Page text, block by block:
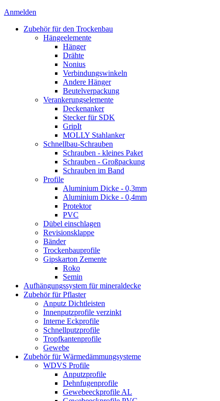
Anmelden
Zubehör für den Trockenbau
Hängeelemente
Hänger
Drähte
Nonius
Verbindungswinkeln
Andere Hänger
Beutelverpackung
Verankerungselemente
Deckenanker
Stecker für SDK
GripIt
MOLLY Stahlanker
Schnellbau-Schrauben
Schrauben - kleines Paket
Schrauben - Großpackung
Schrauben im Band
Profile
Aluminium Dicke - 0,3mm
Aluminium Dicke - 0,4mm
Protektor
PVC
Dübel einschlagen
Revisionsklappe
Bänder
Trockenbauprofile
Gipskarton Zemente
Roko
Semin
Aufhängungssystem für mineraldecke
Zubehör für Pflaster
Anputz Dichtleisten
Innenputzprofile verzinkt
Interne Eckprofile
Schnellputzprofile
Tropfkantenprofile
Gewebe
Zubehör für Wärmedämmungsysteme
WDVS Profile
Anputzprofile
Dehnfugenprofile
Gewebeeckprofile AL